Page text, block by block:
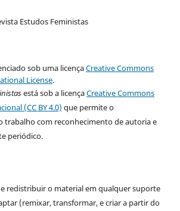
Estudos Feministas
sob uma licençaCreative Commons
License.
está sob a licençaCreative Commons
(CC BY 4.0) que permite o
trabalho com reconhecimento de autoria e
periódico.
redistribuir o material em qualquer suporte
(remixar, transformar, e criar a partir do